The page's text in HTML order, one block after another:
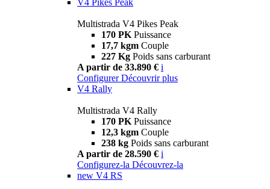
Multistrada V4 Pikes Peak
170 PK Puissance
17,7 kgm Couple
227 Kg Poids sans carburant
A partir de 33.890 € i
Configurer Découvrir plus
V4 Rally
Multistrada V4 Rally
170 PK Puissance
12,3 kgm Couple
238 kg Poids sans carburant
A partir de 28.590 € i
Configurez-la Découvrez-la
new V4 RS